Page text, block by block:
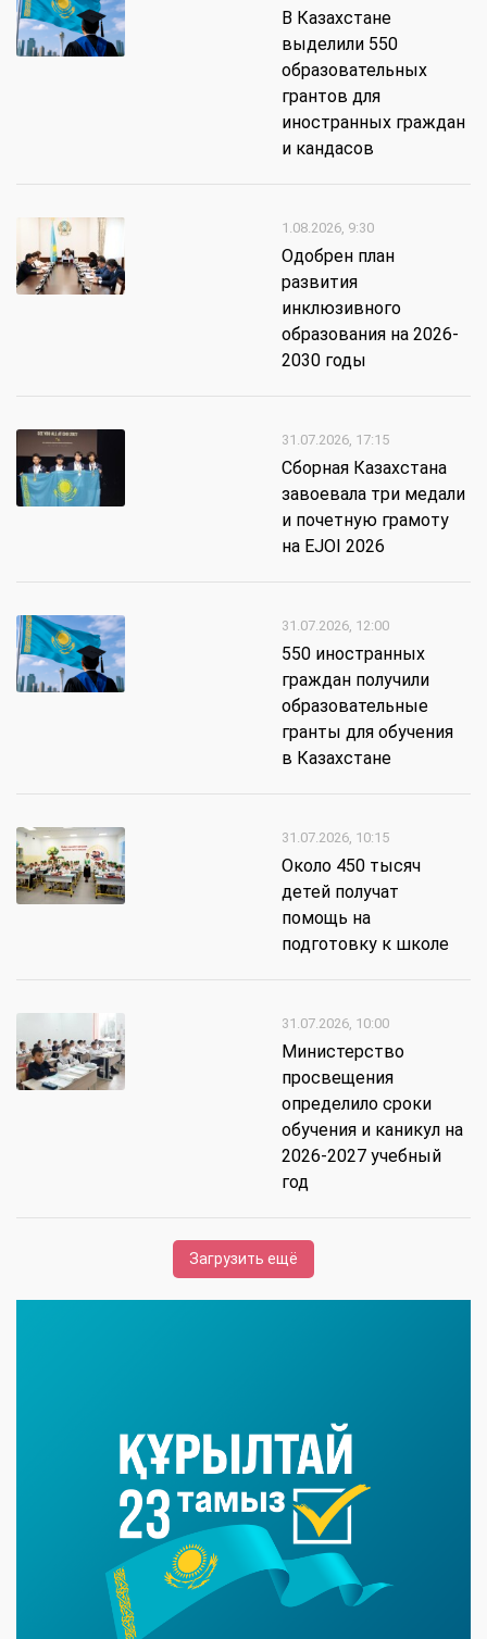
В Казахстане
выделили 550
образовательных
грантов для
иностранных граждан
и кандасов
1.08.2026, 9:30
Одобрен план
развития
инклюзивного
образования на 2026-
2030 годы
31.07.2026, 17:15
Сборная Казахстана
завоевала три медали
и почетную грамоту
на EJOI 2026
31.07.2026, 12:00
550 иностранных
граждан получили
образовательные
гранты для обучения
в Казахстане
31.07.2026, 10:15
Около 450 тысяч
детей получат
помощь на
подготовку к школе
31.07.2026, 10:00
Министерство
просвещения
определило сроки
обучения и каникул на
2026-2027 учебный
год
Загрузить ещё